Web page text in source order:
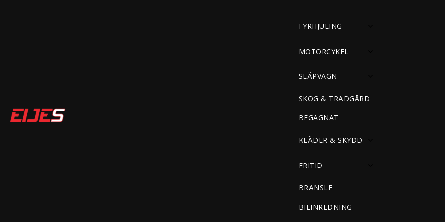
FYRHJULING
MOTORCYKEL
SLÄPVAGN
SKOG & TRÄDGÅRD
BEGAGNAT
KLÄDER & SKYDD
FRITID
BRÄNSLE
BILINREDNING